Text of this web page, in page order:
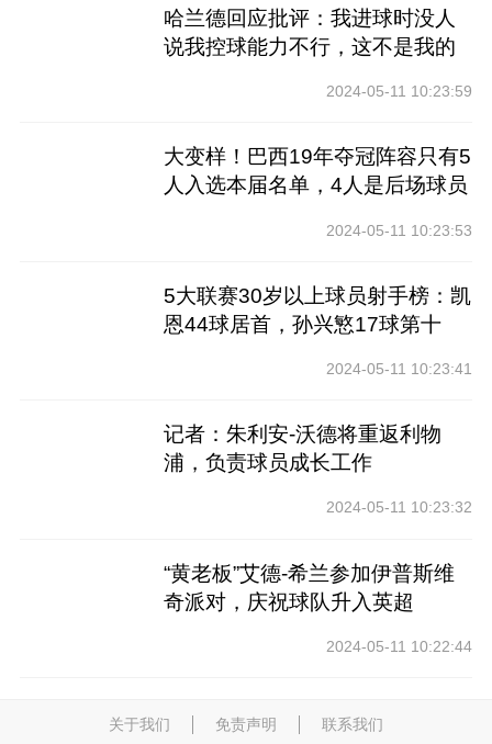
哈兰德回应批评：我进球时没人
说我控球能力不行，这不是我的
2024-05-11 10:23:59
大变样！巴西19年夺冠阵容只有5
人入选本届名单，4人是后场球员
2024-05-11 10:23:53
5大联赛30岁以上球员射手榜：凯
恩44球居首，孙兴慜17球第十
2024-05-11 10:23:41
记者：朱利安-沃德将重返利物
浦，负责球员成长工作
2024-05-11 10:23:32
“黄老板”艾德-希兰参加伊普斯维
奇派对，庆祝球队升入英超
2024-05-11 10:22:44
关于我们 免责声明
联系我们